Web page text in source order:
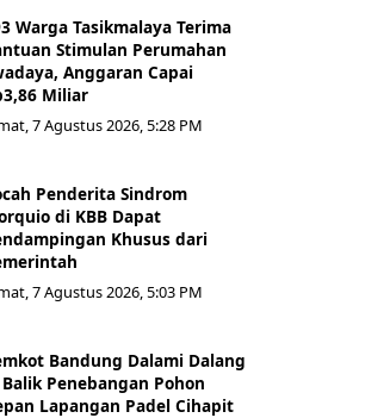
Warga Tasikmalaya Terima
Stimulan Perumahan
Anggaran Capai
Miliar
7 Agustus 2026, 5:28 PM
Penderita Sindrom
di KBB Dapat
Khusus dari
7 Agustus 2026, 5:03 PM
Bandung Dalami Dalang
Penebangan Pohon
Lapangan Padel Cihapit